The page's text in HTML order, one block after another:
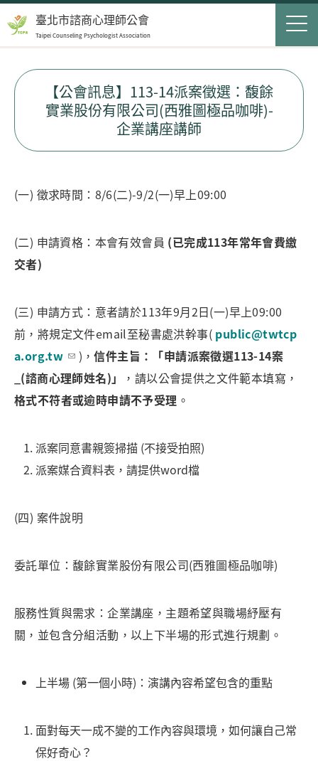
最新消息
會員服務
民眾服務
聯絡我們
登入 申請入會
搜尋
Jump to Navigation
Jump to Main content
【公會訊息】113-14派案徵選：馥餘
實業股份有限公司(西雅圖極品咖啡)-
企業講座講師
(一) 徵求時間：8/6(二)-9/2(一)早上09:00
(二) 申請資格：本會有效會員 (已完成113年常年會費繳
交者)
(三) 申請方式：意者請於113年9月2日(一)早上09:00
前，將規定文件email至秘書處洪幹事( public@twtcp
a.org.tw
)，信件主旨：「申請派案徵選113-14案
_(諮商心理師姓名)」
，請以公會提供之文件範本填寫，
格式不符者或逾時申請不予受理 。
派案同意書親簽掃描 (不接受拍照)
派案媒合資料表，請提供word檔
(四) 案件說明
委託單位：馥餘實業股份有限公司(西雅圖極品咖啡)
服務性質與需求：企業講座，主題希望與職場紓壓有
關，並包含分組活動，以上下半場的形式進行規劃。
上半場 (第一個小時)：演講內容希望包含的重點
面對每天一成不變的工作內容與環境，如何讓自己常
保好奇心？
臺北市諮商心理師公會
Taipei Counseling Psychologist Association